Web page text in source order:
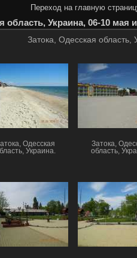
Переход на главную
область, Украина, 06-10 мая
Затока, Одесская
Одесская
Украина.
Затока,
область,